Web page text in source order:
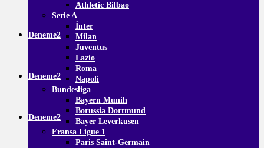
Athletic Bilbao
Serie A
İnter
Milan
Juventus
Lazio
Roma
Napoli
Bundesliga
Bayern Munih
Borussia Dortmund
Bayer Leverkusen
Fransa Ligue 1
Paris Saint-Germain
Deneme2
Deneme2
Deneme2